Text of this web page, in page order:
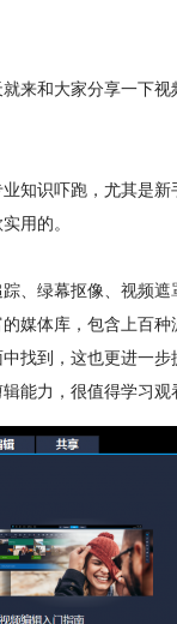
来和大家分享一下
知识吓跑，尤其是
用的。
、绿幕抠像、 视频遮
媒体库，包含上百
找到，这也更进一
能力，很值得学习观